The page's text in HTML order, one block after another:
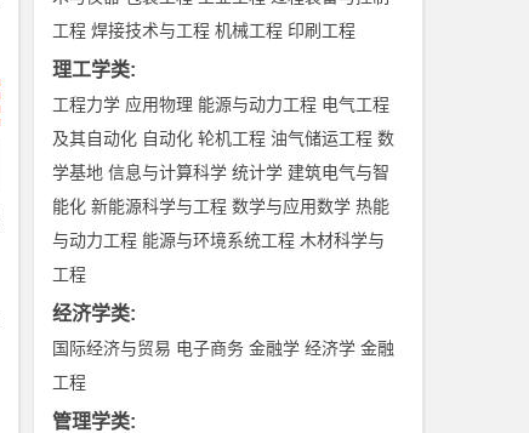
工程 焊接技术与工程 机械工程 印刷工程
理工学类:
工程力学 应用物理 能源与动力工程 电气工程
及其自动化 自动化 轮机工程 油气储运工程 数
学基地 信息与计算科学 统计学 建筑电气与智
能化 新能源科学与工程 数学与应用数学 热能
与动力工程 能源与环境系统工程 木材科学与
工程
经济学类:
国际经济与贸易 电子商务 金融学 经济学 金融
工程
管理学类: